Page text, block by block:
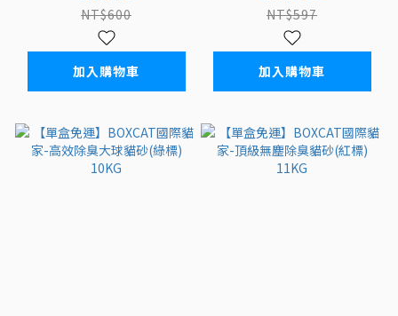
菌)10L
NT$600
加入購物車
NT$597
加入購物車